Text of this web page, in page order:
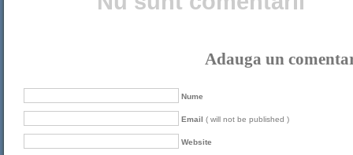
Adauga un
Nume
Email ( will not be published )
Website